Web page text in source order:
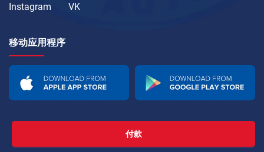
Instagram
VK
移动应用程序
付款